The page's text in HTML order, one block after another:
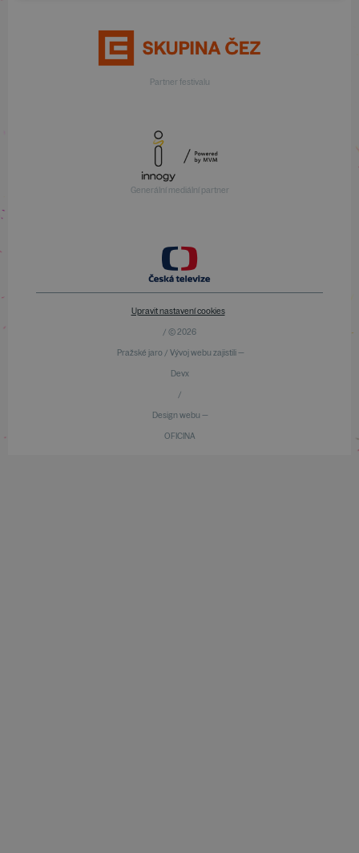
Partner festivalu
Generální mediální partner
Upravit nastavení cookies
/ © 2026
Pražské jaro / Vývoj webu zajistili —
Devx
/
Design webu —
OFICINA